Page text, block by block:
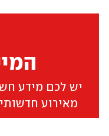
יש לכם מידע
מאירוע